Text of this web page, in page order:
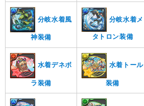
分岐水着風
神装備
分岐水着メ
タトロン装備
水着デネボ
ラ装備
水着トール
装備